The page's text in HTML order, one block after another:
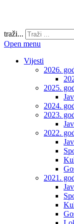
traži...
Open menu
Vijesti
2026.
2025.
2024.
2023.
2022.
2021.